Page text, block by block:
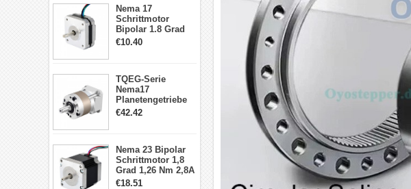
Nema 17
Schrittmotor
Bipolar 1.8 Grad
8.7Ncm 1A 3.5V 4
€10.40
TQEG-Serie
Nema17
Planetengetriebe
10:1 Spiel 15Arc-
€42.42
Nema 23 Bipolar
Schrittmotor 1,8
Grad 1,26 Nm 2,8A
2,5V 4 Drähte
€18.51